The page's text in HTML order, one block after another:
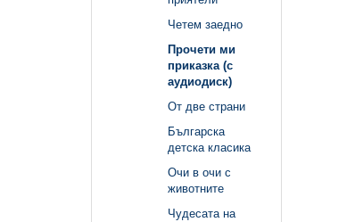
Четем заедно
Прочети ми
приказка (с
аудиодиск)
От две страни
Българска
детска класика
Очи в очи с
животните
Чудесата на